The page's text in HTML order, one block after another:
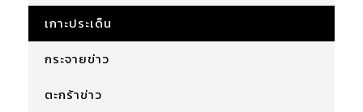
เกาะประเด็น
กระจายข่าว
ตะกร้าข่าว